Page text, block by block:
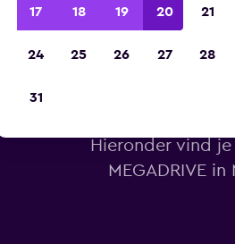
Hieronder vind
MEGADRIVE
17 18 19 20 21
24 25 26 27 28
31